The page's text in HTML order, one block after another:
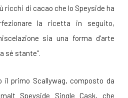
ricchi di cacao che lo Speyside ha
la ricetta in seguito,
sia una forma d’arte
sé stante”.
il primo Scallywag, composto da
Speyside Single Cask, che